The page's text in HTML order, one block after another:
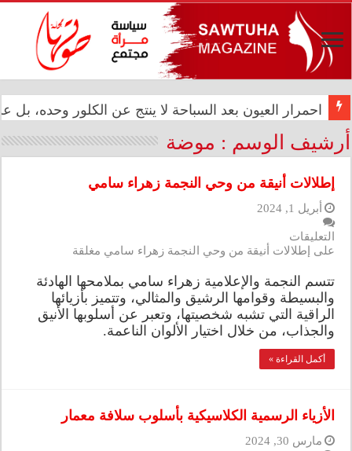
احمرار العيون بعد السباحة لا ينتج عن الكلور وحده،
المعموري تشارك في احتفال سفارة المملكة المغربية بالذكرى الـ27
أرشيف الوسم : موضة
إطلالات أنيقة من وحي النجمة زهراء سامي
أبريل 1, 2024
التعليقات
على إطلالات أنيقة من وحي النجمة زهراء سامي مغلقة
تتسم النجمة والإعلامية زهراء سامي بملامحها الهادئة
والبسيطة وقوامها الرشيق والمثالي، وتتميز بأزيائها
الراقية التي تشبه شخصيتها، وتعبر عن أسلوبها الأنيق
والجذاب، من خلال اختيار الألوان الناعمة.
أكمل القراءة »
الأزياء الرسمية الكلاسيكية بأسلوب سلافة معمار
مارس 30, 2024